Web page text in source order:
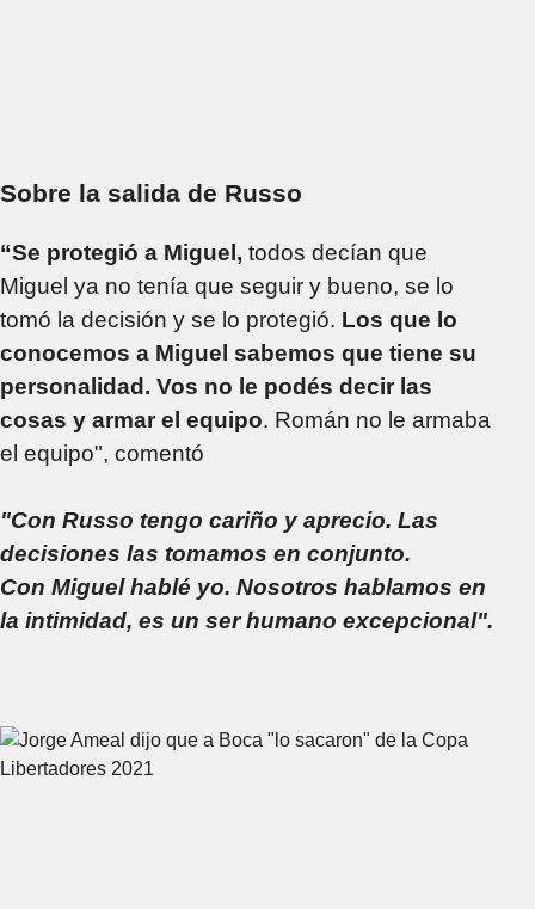
Sobre la salida de Russo
“Se protegió a Miguel, todos decían que
Miguel ya no tenía que seguir y bueno, se lo
tomó la decisión y se lo protegió. Los que lo
conocemos a Miguel sabemos que tiene su
personalidad. Vos no le podés decir las
cosas y armar el equipo. Román no le armaba
el equipo", comentó
"Con Russo tengo cariño y aprecio. Las
decisiones las tomamos en conjunto.
Con Miguel hablé yo. Nosotros hablamos en
la intimidad, es un ser humano excepcional".